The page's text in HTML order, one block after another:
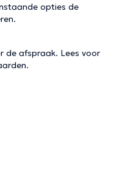
opties de
de afspraak. Lees voor
.